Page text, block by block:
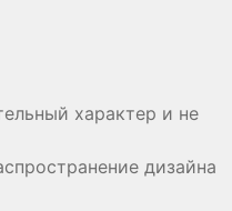
характер и не
дизайна